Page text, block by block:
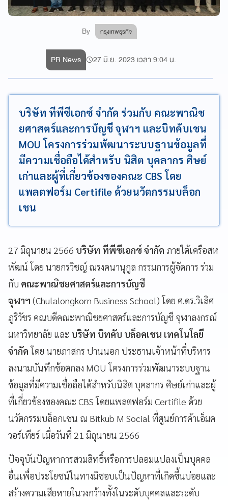
By กรุงเทพธุรกิจ
PR News 27 มิ.ย. 2023 เวลา 9:04 น.
บริษัท ทีพีซีเอกซ์ จำกัด ร่วมกับ คณะพาณิช
ยศาสตร์และการบัญชี จุฬาฯ และบิทคับเชน
MOU โครงการร่วมพัฒนาระบบฐานข้อมูลที่
มีความเชื่อถือได้สำหรับ นิสิต บุคลากร ศิษย์
เก่าและผู้ที่เกี่ยวข้องของคณะ CBS โดย
แพลตฟอร์ม Certifile ด้วยนวัตกรรมบล็อก
เชน
27 มิถุนายน 2566 บริษัท ทีพีซีเอกซ์ จำกัด ภายใต้เครือสห
พัฒน์ โดย นายกรวิชญ์ ณรงคนานุกูล กรรมการผู้จัดการ ร่วม
กับ คณะพาณิชยศาสตร์และการบัญชี
จุฬาฯ (Chulalongkorn Business School) โดย ศ.ดร.วิเลิศ
ภูริวัชร คณบดีคณะพาณิชยศาสตร์และการบัญชี จุฬาลงกรณ์
มหาวิทยาลัย และ บริษัท บิทคับ บล็อคเชน เทคโนโลยี
จำกัดโดย นายภาสกร ปานนอก ประธานเจ้าหน้าที่บริหาร
ลงนามบันทึกข้อตกลง MOU โครงการร่วมพัฒนาระบบฐาน
ข้อมูลที่มีความเชื่อถือได้สำหรับนิสิต บุคลากร ศิษย์เก่าและผู้
ที่เกี่ยวข้องของคณะ CBS โดยแพลตฟอร์ม Certifile ด้วย
นวัตกรรมบล็อกเชน ณ Bitkub M Social ที่ศูนย์การค้าเอ็มค
วอร์เทียร์ เมื่อวันที่ 21 มิถุนายน 2566
ปัจจุบันปัญหาการสวมสิทธิ์หรือการปลอมแปลงเป็นบุคคล
อื่นเพื่อประโยชน์ในทางมิชอบเป็นปัญหาที่เกิดขึ้นบ่อยและ
สร้างความเสียหายในวงกว้างทั้งในระดับบุคคลและระดับ